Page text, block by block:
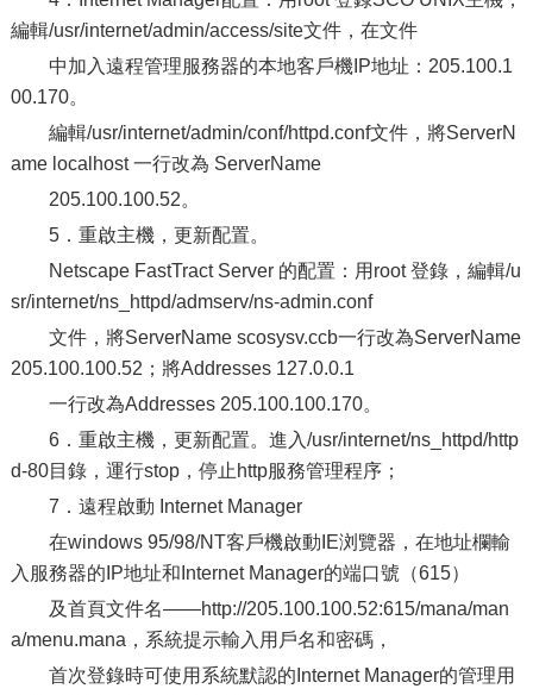
編輯/usr/internet/admin/access/site文件，在文件
中加入遠程管理服務器的本地客戶機IP地址：205.100.1
00.170。
編輯/usr/internet/admin/conf/httpd.conf文件，將ServerN
ame localhost 一行改為 ServerName
205.100.100.52。
5．重啟主機，更新配置。
Netscape FastTract Server 的配置：用root 登錄，編輯/u
sr/internet/ns_httpd/admserv/ns-admin.conf
文件，將ServerName scosysv.ccb一行改為ServerName
205.100.100.52；將Addresses 127.0.0.1
一行改為Addresses 205.100.100.170。
6．重啟主機，更新配置。進入/usr/internet/ns_httpd/http
d-80目錄，運行stop，停止http服務管理程序；
7．遠程啟動 Internet Manager
在windows 95/98/NT客戶機啟動IE浏覽器，在地址欄輸
入服務器的IP地址和Internet Manager的端口號（615）
及首頁文件名——http://205.100.100.52:615/mana/man
a/menu.mana，系統提示輸入用戶名和密碼，
首次登錄時可使用系統默認的Internet Manager的管理用